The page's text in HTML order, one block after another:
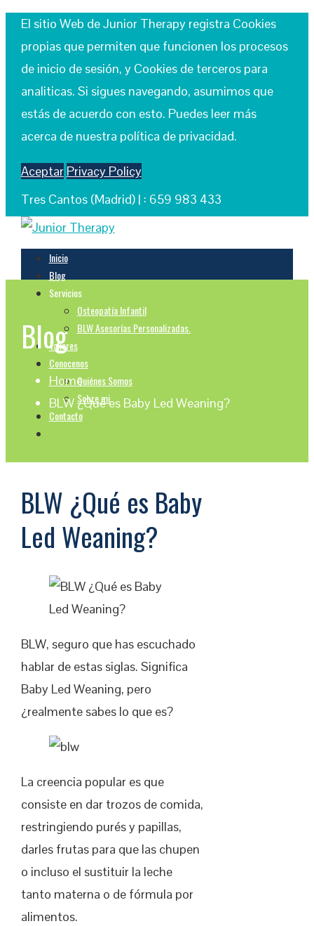
El sitio Web de Junior Therapy registra Cookies
propias que permiten que funcionen los procesos
de inicio de sesión, y Cookies de terceros para
analiticas. Si sigues navegando, asumimos que
estás de acuerdo con esto. Puedes leer más
acerca de nuestra política de privacidad.
Aceptar Privacy Policy
Tres Cantos (Madrid) | : 659 983 433
Inicio
Blog
Servicios
Osteopatía Infantil
BLW Asesorías Personalizadas.
Talleres
Conocenos
Quiénes Somos
Sobre mi
Contacto
Blog
Home
BLW ¿Qué es Baby Led Weaning?
BLW ¿Qué es Baby
Led Weaning?
BLW, seguro que has escuchado
hablar de estas siglas. Significa
Baby Led Weaning, pero
¿realmente sabes lo que es?
La creencia popular es que
consiste en dar trozos de comida,
restringiendo purés y papillas,
darles frutas para que las chupen
o incluso el sustituir la leche
tanto materna o de fórmula por
alimentos.